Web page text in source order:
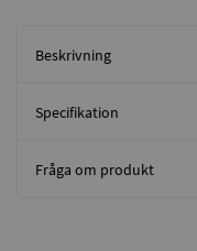
Beskrivning
Specifikation
Fråga om produkt